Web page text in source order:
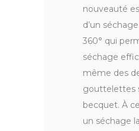
nouveauté
d’un
360° qui
séchage
même des
gouttelettes
becquet. À
un séchage